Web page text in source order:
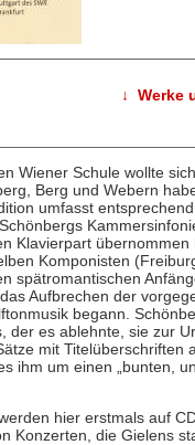
↓ Werke
Wiener Schule wollte
Berg und Webern
umfasst
Klavierpart
Komponisten
spätromantischen
Aufbrechen der
begann.
der es ablehnte, sie zur
mit Titelüberschriften
ihm um einen „bunten,
hier erstmals auf
Konzerten, die Gielens